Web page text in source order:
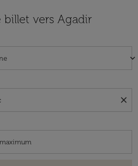
billet vers Agadir
keyboard_arrow_down
close